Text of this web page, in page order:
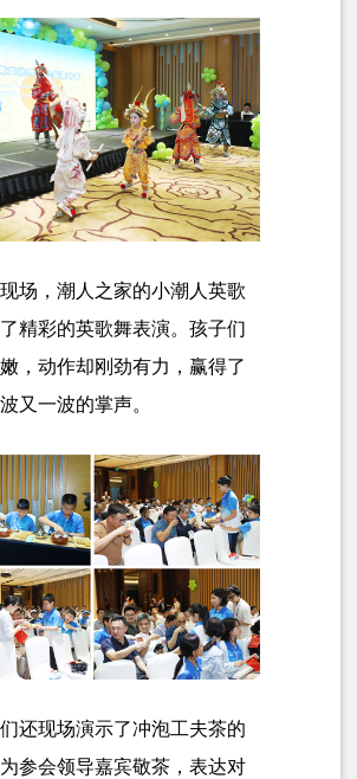
场，潮人之家的小潮人英歌
精彩的英歌舞表演。孩子们
，动作却刚劲有力，赢得了
又一波的掌声。
还现场演示了冲泡工夫茶的
参会领导嘉宾敬茶， 表达对